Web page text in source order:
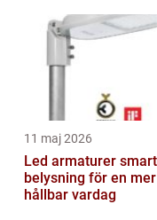
11 maj 2026
Led armaturer smart
belysning för en mer
hållbar vardag